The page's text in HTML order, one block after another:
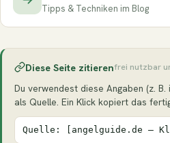
Tipps & Techniken im Blog
Diese Seite zitierenfrei nutzbar
Du verwendest diese Angaben (z.
als Quelle. Ein Klick kopiert das
Quelle: [angelguide.de –